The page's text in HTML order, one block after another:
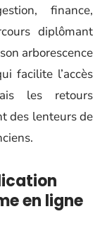
finance,
diplômant
arborescence
facilite l’accès
les retours
des lenteurs de
en ligne